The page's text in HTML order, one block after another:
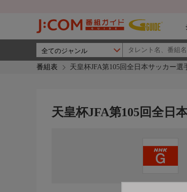
番組表 天皇杯JFA第105回全日本サッカー選
天皇杯JFA第105回全日